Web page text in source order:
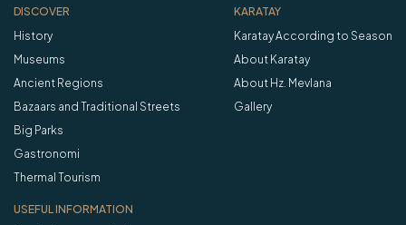
DISCOVER
History
Museums
Ancient Regions
Bazaars and Traditional Streets
Big Parks
Gastronomi
Thermal Tourism
KARATAY
Karatay According to Season
About Karatay
About Hz. Mevlana
Gallery
USEFUL INFORMATION